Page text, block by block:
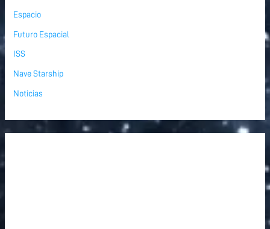
Espacio
Futuro Espacial
ISS
Nave Starship
Noticias